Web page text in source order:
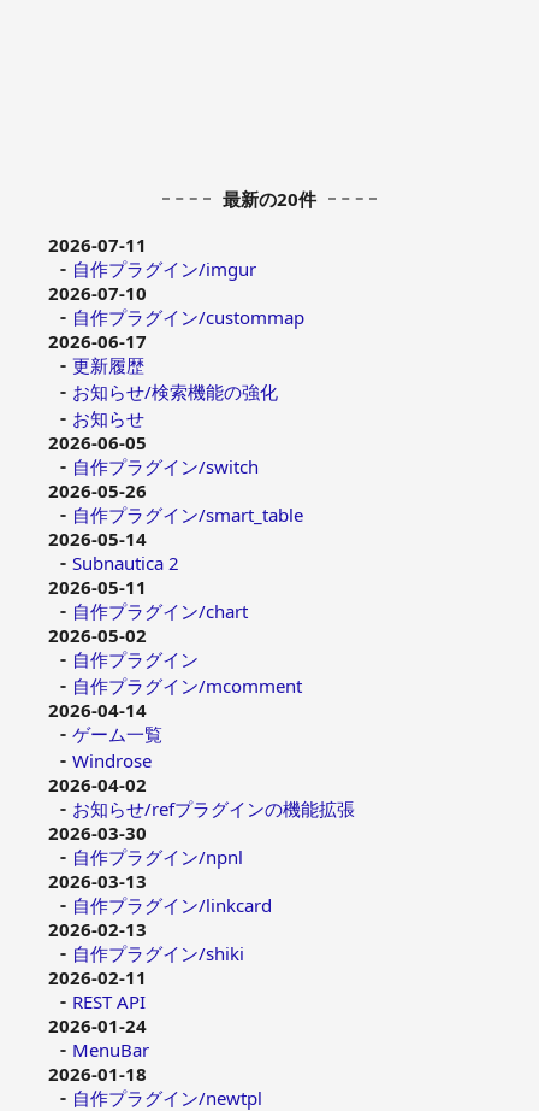
最新の20件
2026-07-11
自作プラグイン/imgur
2026-07-10
自作プラグイン/custommap
2026-06-17
更新履歴
お知らせ/検索機能の強化
お知らせ
2026-06-05
自作プラグイン/switch
2026-05-26
自作プラグイン/smart_table
2026-05-14
Subnautica 2
2026-05-11
自作プラグイン/chart
2026-05-02
自作プラグイン
自作プラグイン/mcomment
2026-04-14
ゲーム一覧
Windrose
2026-04-02
お知らせ/refプラグインの機能拡張
2026-03-30
自作プラグイン/npnl
2026-03-13
自作プラグイン/linkcard
2026-02-13
自作プラグイン/shiki
2026-02-11
REST API
2026-01-24
MenuBar
2026-01-18
自作プラグイン/newtpl